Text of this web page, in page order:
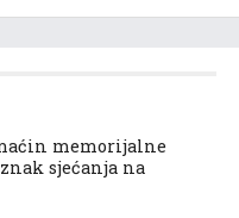
memorijalne
sjećanja na